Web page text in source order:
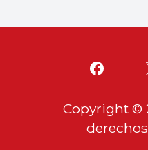
Copyright ©